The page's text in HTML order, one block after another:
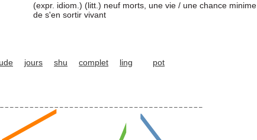
(expr. idiom.) (litt.) neuf morts, une vie / une chance minime
de s'en sortir vivant
jours shu complet ling pot